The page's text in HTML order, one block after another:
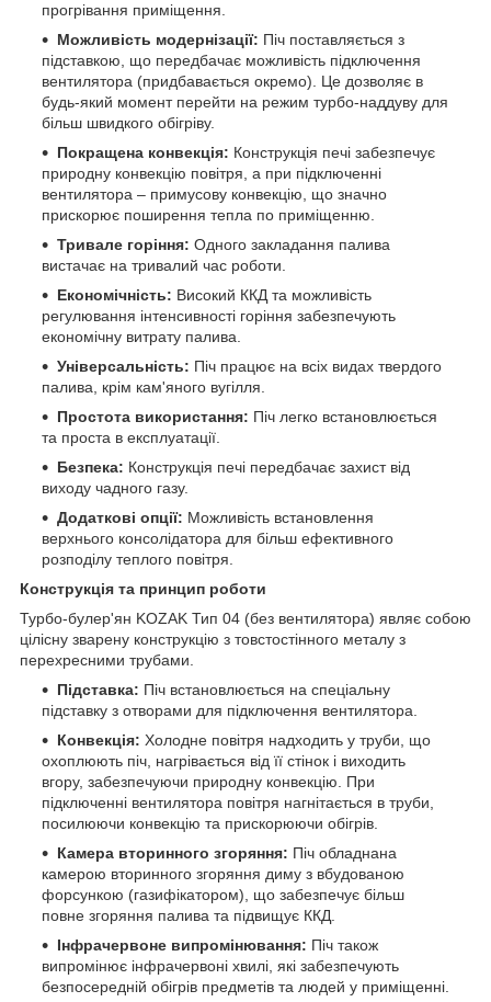
прогрівання приміщення.
Можливість модернізації: Піч поставляється з
підставкою, що передбачає можливість підключення
вентилятора (придбавається окремо). Це дозволяє в
будь-який момент перейти на режим турбо-наддуву для
більш швидкого обігріву.
Покращена конвекція: Конструкція печі забезпечує
природну конвекцію повітря, а при підключенні
вентилятора – примусову конвекцію, що значно
прискорює поширення тепла по приміщенню.
Тривале горіння: Одного закладання палива
вистачає на тривалий час роботи.
Економічність: Високий ККД та можливість
регулювання інтенсивності горіння забезпечують
економічну витрату палива.
Універсальність: Піч працює на всіх видах твердого
палива, крім кам'яного вугілля.
Простота використання: Піч легко встановлюється
та проста в експлуатації.
Безпека: Конструкція печі передбачає захист від
виходу чадного газу.
Додаткові опції: Можливість встановлення
верхнього консолідатора для більш ефективного
розподілу теплого повітря.
Конструкція та принцип роботи
Турбо-булер'ян KOZAK Тип 04 (без вентилятора) являє собою
цілісну зварену конструкцію з товстостінного металу з
перехресними трубами.
Підставка: Піч встановлюється на спеціальну
підставку з отворами для підключення вентилятора.
Конвекція: Холодне повітря надходить у труби, що
охоплюють піч, нагрівається від її стінок і виходить
вгору, забезпечуючи природну конвекцію. При
підключенні вентилятора повітря нагнітається в труби,
посилюючи конвекцію та прискорюючи обігрів.
Камера вторинного згоряння: Піч обладнана
камерою вторинного згоряння диму з вбудованою
форсункою (газифікатором), що забезпечує більш
повне згоряння палива та підвищує ККД.
Інфрачервоне випромінювання: Піч також
випромінює інфрачервоні хвилі, які забезпечують
безпосередній обігрів предметів та людей у приміщенні.